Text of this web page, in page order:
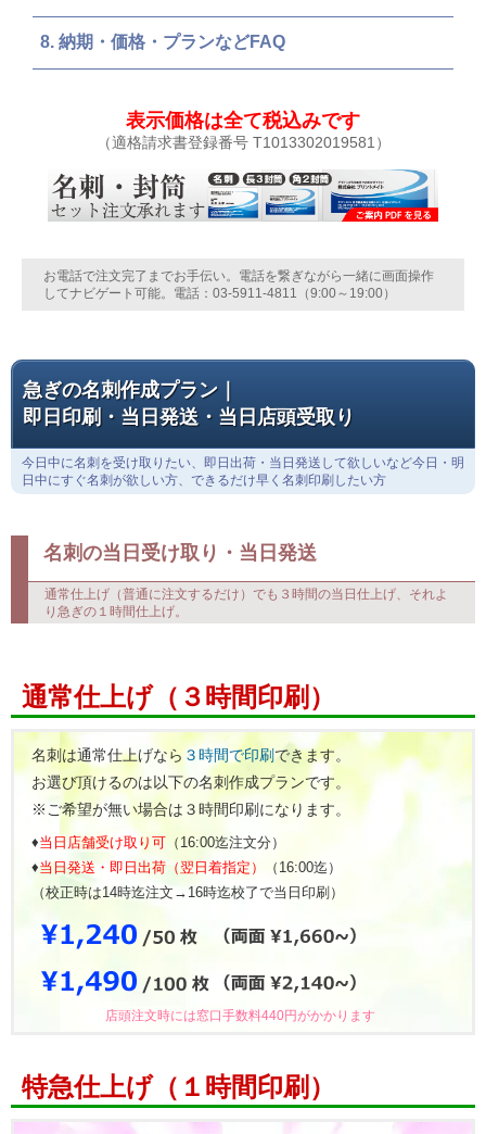
納期・価格・プランなどFAQ
表示価格は全て税込みです
（適格請求書登録番号 T1013302019581）
お電話で注文完了までお手伝い。電話を繋ぎながら一緒に画面操作
してナビゲート可能。電話：03-5911-4811（9:00～19:00）
急ぎの名刺作成プラン｜
即日印刷・当日発送・当日店頭受取り
今日中に名刺を受け取りたい、即日出荷・当日発送して欲しいなど今日・明
日中にすぐ名刺が欲しい方、できるだけ早く名刺印刷したい方
名刺の当日受け取り・当日発送
通常仕上げ（普通に注文するだけ）でも３時間の当日仕上げ、それよ
り急ぎの１時間仕上げ。
通常仕上げ（３時間印刷）
名刺は通常仕上げなら ３時間で印刷 できます。
お選び頂けるのは以下の名刺作成プランです。
※ご希望が無い場合は３時間印刷になります。
♦当日店舗受け取り可 （16:00迄注文分）
♦当日発送・即日出荷（翌日着指定）
（16:00迄）
（校正時は14時迄注文→16時迄校了で当日印刷）
店頭注文時には窓口手数料440円がかかります
特急仕上げ（１時間印刷）